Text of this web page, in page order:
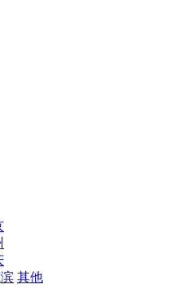
其他